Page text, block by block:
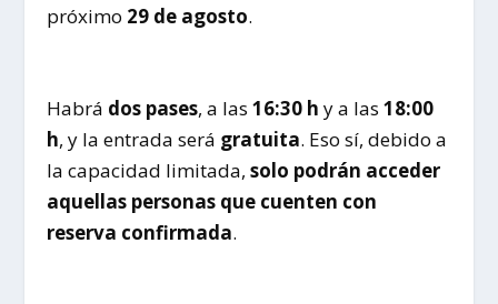
próximo 29 de agosto.
Habrá dos pases, a las16:30 h y a las18:00
h, y la entrada será gratuita. Eso sí, debido a
la capacidad limitada,solo podrán acceder
aquellas personas que cuenten con
reserva confirmada.